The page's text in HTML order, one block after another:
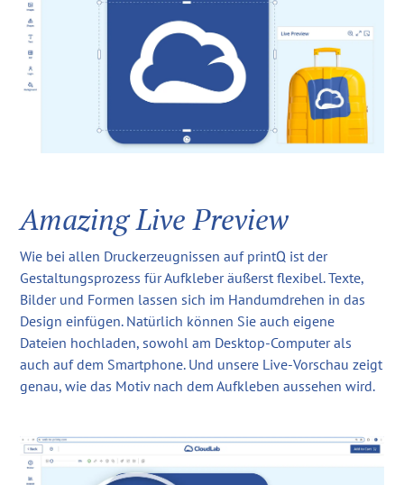
Amazing Live Preview
Wie bei allen Druckerzeugnissen auf printQ ist der
Gestaltungsprozess für Aufkleber äußerst flexibel. Texte,
Bilder und Formen lassen sich im Handumdrehen in das
Design einfügen. Natürlich können Sie auch eigene
Dateien hochladen, sowohl am Desktop-Computer als
auch auf dem Smartphone. Und unsere Live-Vorschau zeigt
genau, wie das Motiv nach dem Aufkleben aussehen wird.